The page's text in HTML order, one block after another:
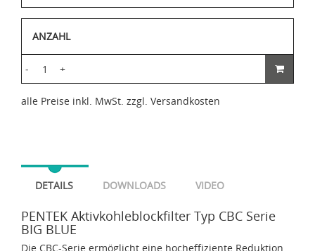
ANZAHL
- +
alle Preise inkl. MwSt. zzgl. Versandkosten
DETAILS DOWNLOADS VIDEO
PENTEK Aktivkohleblockfilter Typ CBC Serie
BIG BLUE
Die CBC-Serie ermöglicht eine hocheffiziente Reduktion